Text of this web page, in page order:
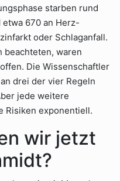
starben rund
670 an Herz-
oder Schlaganfall.
beachteten, waren
Die Wissenschaftler
drei der vier Regeln
jede weitere
Risiken exponentiell.
wir jetzt